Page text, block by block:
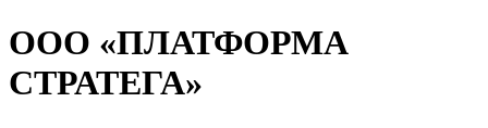
ООО «ПЛАТФОРМА
СТРАТЕГА»